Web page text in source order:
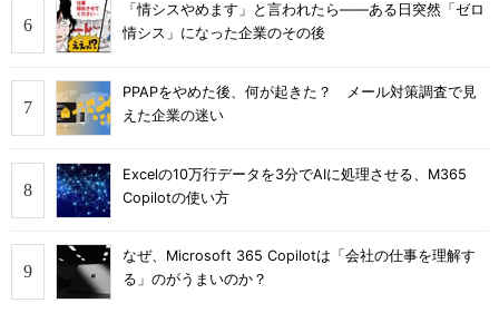
「情シスやめます」と言われたら――ある日突然「ゼロ
情シス」になった企業のその後
PPAPをやめた後、何が起きた？ メール対策調査で見
えた企業の迷い
Excelの10万行データを3分でAIに処理させる、M365
Copilotの使い方
なぜ、Microsoft 365 Copilotは「会社の仕事を理解す
る」のがうまいのか？